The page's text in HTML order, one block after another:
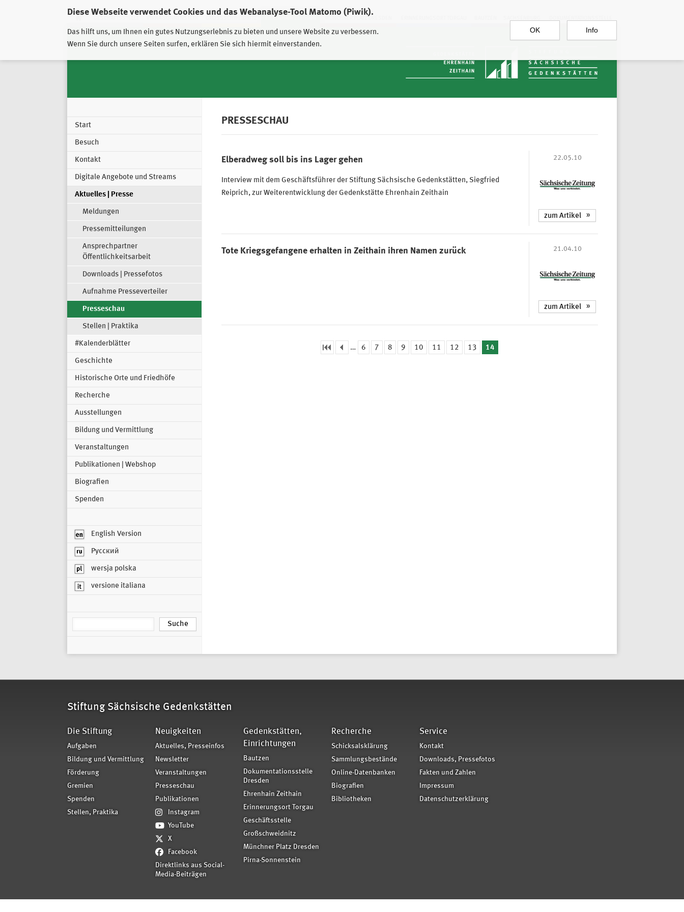
Diese Webseite verwendet Cookies und das Webanalyse-Tool Matomo (Piwik).
Das hilft uns, um Ihnen ein gutes Nutzungserlebnis zu bieten und unsere Website zu verbessern.
Wenn Sie durch unsere Seiten surfen, erklären Sie sich hiermit einverstanden.
OK Info
EHRENHAIN ZEITHAIN MÜNCHNER PLATZ DRESDEN
Start
Besuch
Kontakt
Digitale Angebote und Streams
Aktuelles | Presse
Meldungen
Pressemitteilungen
Ansprechpartner
Öffentlichkeitsarbeit
Downloads | Pressefotos
Aufnahme Presseverteiler
Presseschau
Stellen | Praktika
#Kalenderblätter
Geschichte
Historische Orte und Friedhöfe
Recherche
Ausstellungen
Bildung und Vermittlung
Veranstaltungen
Publikationen | Webshop
Biografien
Spenden
English Version
Русский
wersja polska
versione italiana
PRESSESCHAU
Elberadweg soll bis ins Lager gehen
Interview mit dem Geschäftsführer der Stiftung Sächsische Gedenkstätten, Siegfried
Reiprich, zur Weiterentwicklung der Gedenkstätte Ehrenhain Zeithain
22.05.10
zum Artikel
Tote Kriegsgefangene erhalten in Zeithain ihren Namen zurück 21.04.10
zum Artikel
… 6 7 8 9 10 11 12 13 14
Stiftung Sächsische Gedenkstätten
Die Stiftung
Aufgaben
Bildung und Vermittlung
Förderung
Gremien
Spenden
Stellen, Praktika
Neuigkeiten
Aktuelles, Presseinfos
Newsletter
Veranstaltungen
Presseschau
Publikationen
Instagram
YouTube
X
Facebook
Direktlinks aus Social-
Media-Beiträgen
Gedenkstätten,
Einrichtungen
Bautzen
Dokumentationsstelle
Dresden
Ehrenhain Zeithain
Erinnerungsort Torgau
Geschäftsstelle
Großschweidnitz
Münchner Platz Dresden
Pirna-Sonnenstein
Recherche
Schicksalsklärung
Sammlungsbestände
Online-Datenbanken
Biografien
Bibliotheken
Service
Kontakt
Downloads, Pressefotos
Fakten und Zahlen
Impressum
Datenschutzerklärung